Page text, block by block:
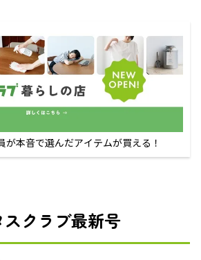
が本音で選んだアイテムが買える！
スクラブ最新号